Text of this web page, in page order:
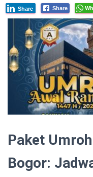
Share
Share
Paket
Bogor: